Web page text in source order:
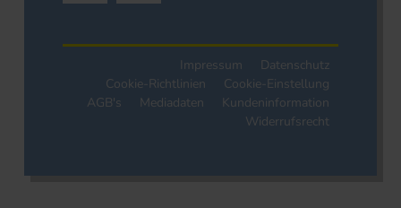
Impressum
Datenschutz
Cookie-Richtlinien
Cookie-Einstellung
AGB's
Mediadaten
Kundeninformation
Widerrufsrecht